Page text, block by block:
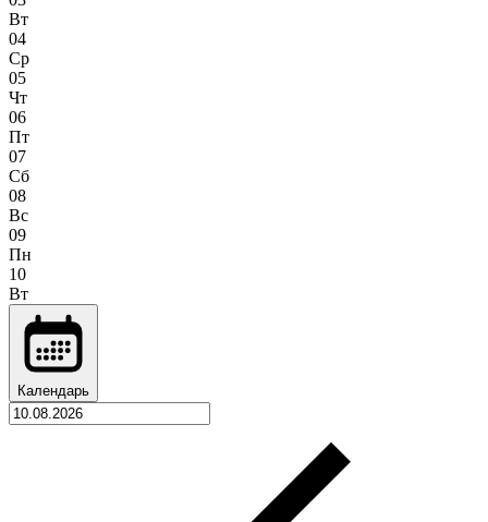
Вт
04
Ср
05
Чт
06
Пт
07
Сб
08
Вс
09
Пн
10
Вт
Календарь